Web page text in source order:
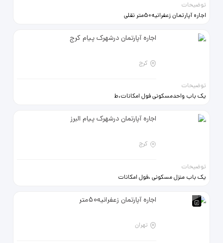
توضیحات
اجاره آپارتمان زعفرانیه50متر نقلی
آسانسورتکـــواحدی ، رهن
واجاره09121224359
اجاره آپارتمان درشهرک پیام کرج
کرج
توضیحات
یک باب واحدمسکونی فول امکانات،ط
رومیزی،سرویس فرنگی،نقاشی ،دوربین
مداربسته،به خانواده ومجرد اجاره دادهاجاره آپارتمان درشهرک پیام البرز
کرج
توضیحات
یک باب منزل مسکونی ،فول امکانات
رومیزی،نقاشی واحد،ط اول نزدیک
مدرسه وفروشگاه ونانوایی وایستگاه
اجاره آپارتمان زعفرانیه50متر
تهران